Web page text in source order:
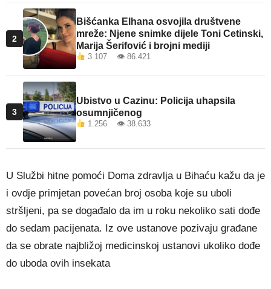
2
Bišćanka Elhana osvojila društvene
mreže: Njene snimke dijele Toni Cetinski,
Marija Šerifović i brojni mediji
3.107 👁 86.421
3
Ubistvo u Cazinu: Policija uhapsila
osumnjičenog
1.256 👁 38.633
U Službi hitne pomoći Doma zdravlja u Bihaću kažu da je
i ovdje primjetan povećan broj osoba koje su uboli
stršljeni, pa se događalo da im u roku nekoliko sati dođe
do sedam pacijenata. Iz ove ustanove pozivaju građane
da se obrate najbližoj medicinskoj ustanovi ukoliko dođe
do uboda ovih insekata